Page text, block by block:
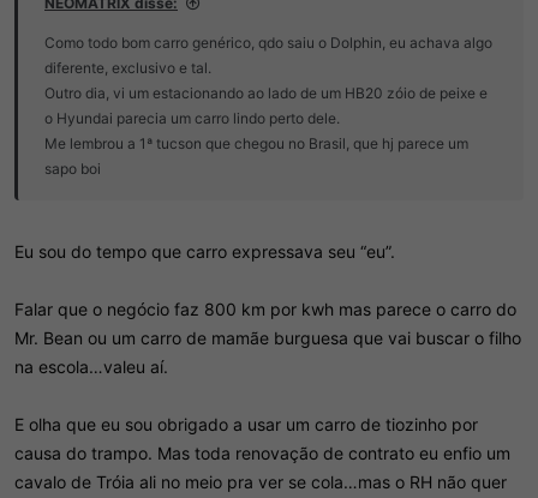
Como todo bom carro genérico, qdo saiu o Dolphin, eu achava algo
diferente, exclusivo e tal.
Outro dia, vi um estacionando ao lado de um HB20 zóio de peixe e
o Hyundai parecia um carro lindo perto dele.
Me lembrou a 1ª tucson que chegou no Brasil, que hj parece um
sapo boi
Eu sou do tempo que carro expressava seu “eu”.
Falar que o negócio faz 800 km por kwh mas parece o carro do
Mr. Bean ou um carro de mamãe burguesa que vai buscar o filho
na escola…valeu aí.
E olha que eu sou obrigado a usar um carro de tiozinho por
causa do trampo. Mas toda renovação de contrato eu enfio um
cavalo de Tróia ali no meio pra ver se cola…mas o RH não quer